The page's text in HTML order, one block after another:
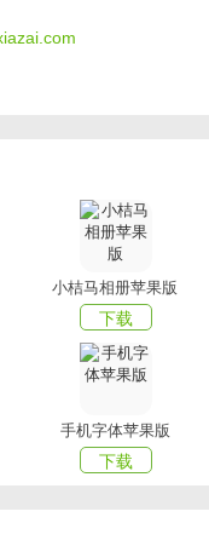
课程，并完成相应课
布校务通知，统一教
小桔马相册苹果版
下载
手机字体苹果版
下载